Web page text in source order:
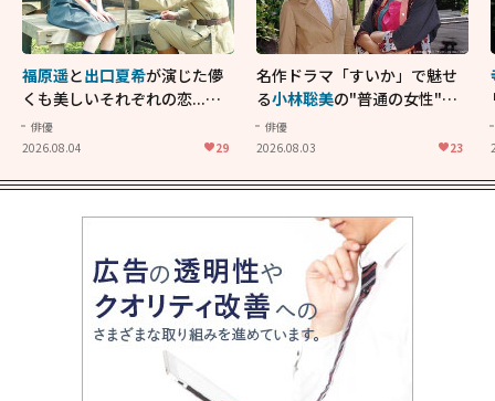
福原遥と出口夏希が演じた儚
くも美しいそれぞれの恋...生
きることの尊さを教えてくれ
た映画「あの花が咲く丘で、
俳優
2026.08.04
29
名作ドラマ「すいか」で魅せ
る小林聡美の"普通の女性"が
大人に刺さる...映画「かもめ
食堂」にも通じる静かな芝居
俳優
2026.08.03
23